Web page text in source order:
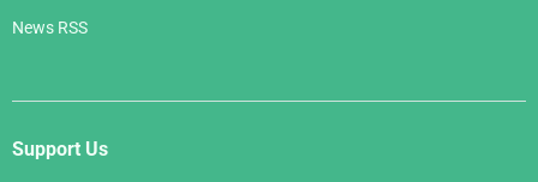
News RSS
Support Us